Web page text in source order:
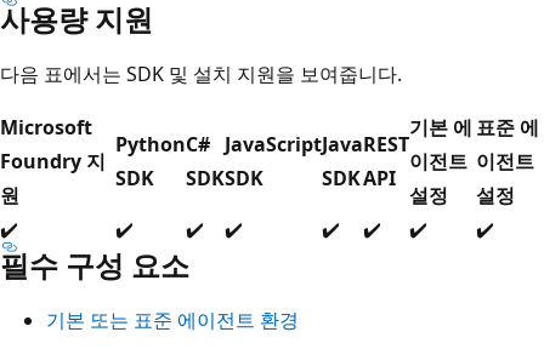
사용량 지원
다음 표에서는 SDK 및 설치 지원을 보여줍니다.
Microsoft
Foundry 지
원
Python
SDK
C#
SDK
JavaScript
SDK
Java
SDK
REST
API
기본 에
이전트
설정
표준 에
이전트
설정
✔️
✔️ ✔️ ✔️ ✔️ ✔️ ✔️ ✔️
필수 구성 요소
기본 또는 표준 에이전트 환경